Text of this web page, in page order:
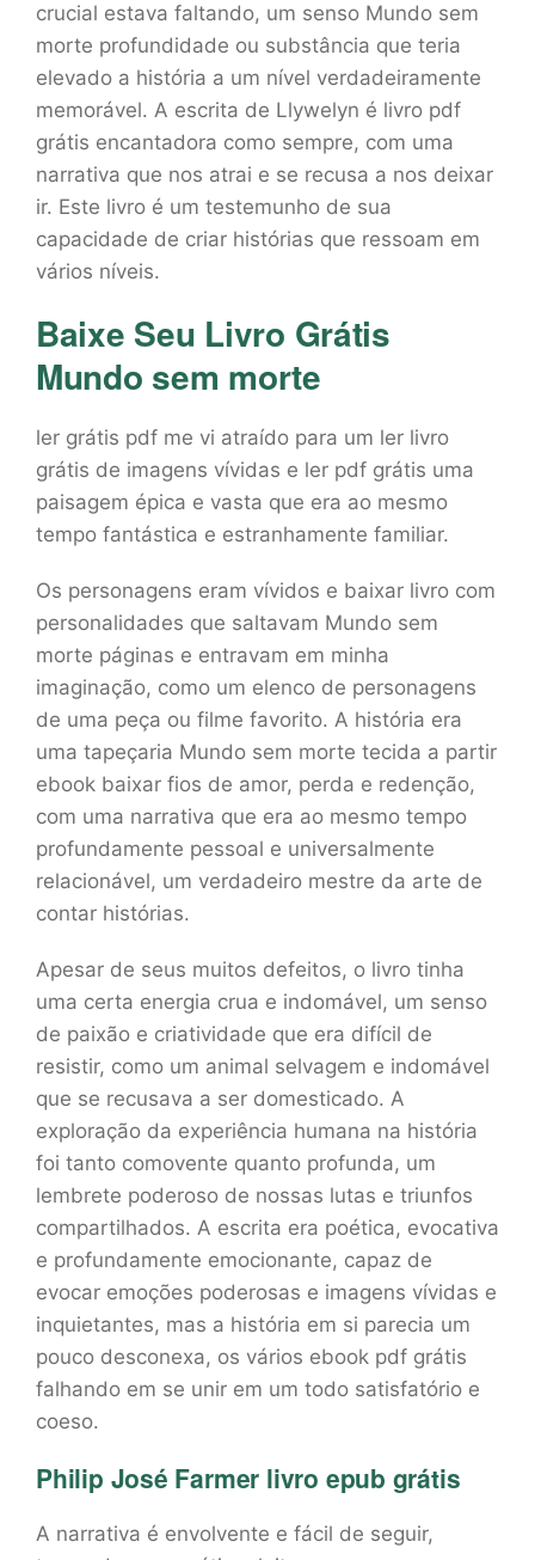
crucial estava faltando, um senso Mundo sem
morte profundidade ou substância que teria
elevado a história a um nível verdadeiramente
memorável. A escrita de Llywelyn é livro pdf
grátis encantadora como sempre, com uma
narrativa que nos atrai e se recusa a nos deixar
ir. Este livro é um testemunho de sua
capacidade de criar histórias que ressoam em
vários níveis.
Baixe Seu Livro Grátis
Mundo sem morte
ler grátis pdf me vi atraído para um ler livro
grátis de imagens vívidas e ler pdf grátis uma
paisagem épica e vasta que era ao mesmo
tempo fantástica e estranhamente familiar.
Os personagens eram vívidos e baixar livro com
personalidades que saltavam Mundo sem
morte páginas e entravam em minha
imaginação, como um elenco de personagens
de uma peça ou filme favorito. A história era
uma tapeçaria Mundo sem morte tecida a partir
ebook baixar fios de amor, perda e redenção,
com uma narrativa que era ao mesmo tempo
profundamente pessoal e universalmente
relacionável, um verdadeiro mestre da arte de
contar histórias.
Apesar de seus muitos defeitos, o livro tinha
uma certa energia crua e indomável, um senso
de paixão e criatividade que era difícil de
resistir, como um animal selvagem e indomável
que se recusava a ser domesticado. A
exploração da experiência humana na história
foi tanto comovente quanto profunda, um
lembrete poderoso de nossas lutas e triunfos
compartilhados. A escrita era poética, evocativa
e profundamente emocionante, capaz de
evocar emoções poderosas e imagens vívidas e
inquietantes, mas a história em si parecia um
pouco desconexa, os vários ebook pdf grátis
falhando em se unir em um todo satisfatório e
coeso.
Philip José Farmer livro epub grátis
A narrativa é envolvente e fácil de seguir,